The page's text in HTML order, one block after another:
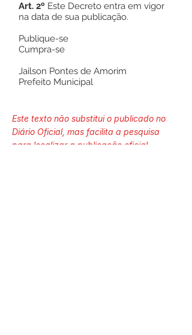
Art. 2º Este Decreto entra em vigor
na data de sua publicação.
Publique-se
Cumpra-se
Jailson Pontes de Amorim
Prefeito Municipal
Este texto não substitui o publicado no
Diário Oficial, mas facilita a pesquisa
para localizar a publicação oficial.